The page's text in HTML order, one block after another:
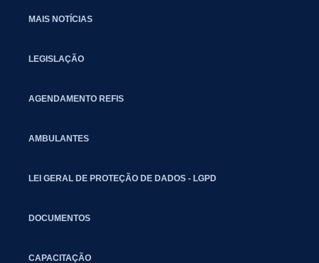
MAIS NOTÍCIAS
LEGISLAÇÃO
AGENDAMENTO REFIS
AMBULANTES
LEI GERAL DE PROTEÇÃO DE DADOS - LGPD
DOCUMENTOS
CAPACITAÇÃO